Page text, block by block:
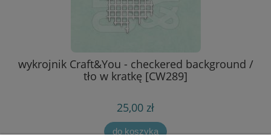
wykrojnik Craft&You - checkered background /
tło w kratkę [CW289]
25,00 zł
do koszyka